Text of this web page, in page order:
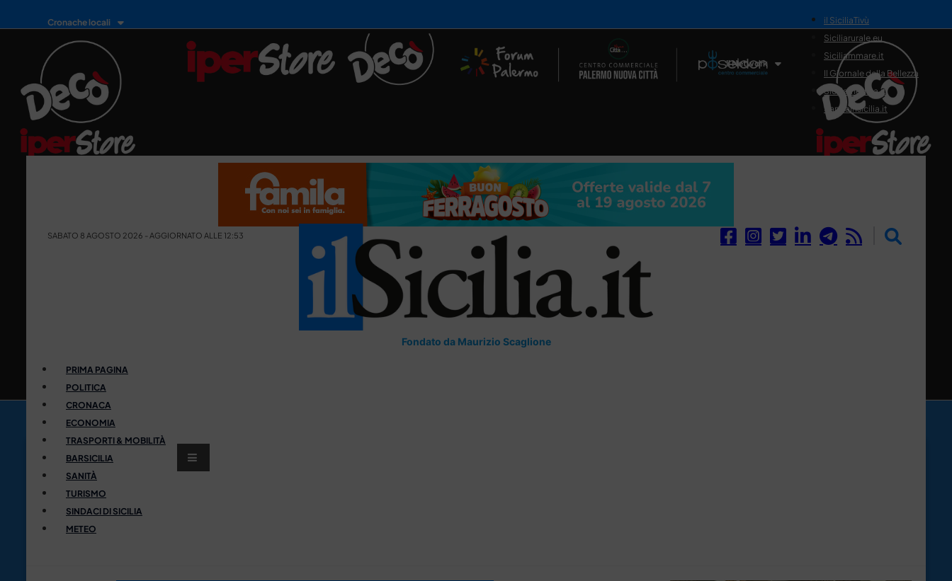
Cronache locali
Il Network
il SiciliaTivù
Siciliarurale.eu
Siciliammare.it
Il Giornale della Bellezza
Siciliamedica.it
Sanitainsicilia.it
SABATO 8 AGOSTO 2026 - AGGIORNATO ALLE 12:53
Fondato da Maurizio Scaglione
PRIMA PAGINA
POLITICA
CRONACA
ECONOMIA
TRASPORTI & MOBILITÀ
BARSICILIA
SANITÀ
TURISMO
SINDACI DI SICILIA
METEO